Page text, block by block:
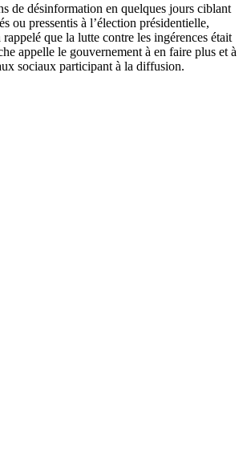
de désinformation en quelques jours ciblant
ou pressentis à l’élection présidentielle,
que la lutte contre les ingérences était
appelle le gouvernement à en faire plus et à
sociaux participant à la diffusion.